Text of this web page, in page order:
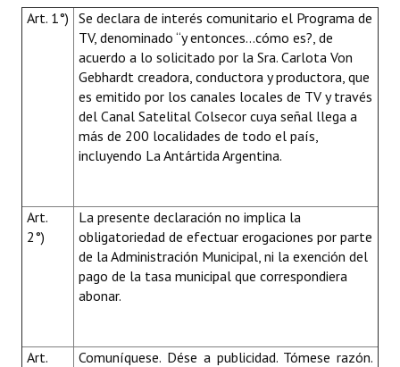
Art. 1°) Se declara de interés comunitario el Programa de
TV, denominado “y entonces…cómo es?, de
acuerdo a lo solicitado por la Sra. Carlota Von
Gebhardt creadora, conductora y productora, que
es emitido por los canales locales de TV y través
del Canal Satelital Colsecor cuya señal llega a
más de 200 localidades de todo el país,
incluyendo La Antártida Argentina.
Art.
2°)
La presente declaración no implica la
obligatoriedad de efectuar erogaciones por parte
de la Administración Municipal, ni la exención del
pago de la tasa municipal que correspondiera
abonar.
Art.
Comuníquese. Dése a publicidad. Tómese razón.